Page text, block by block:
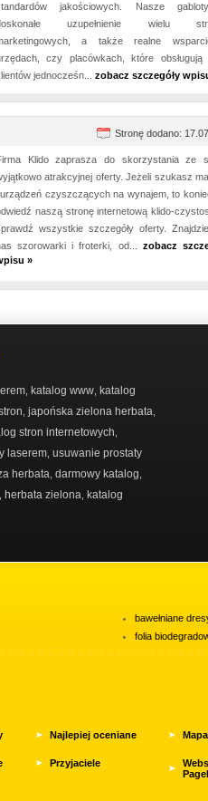
jakościowych. Nasze
uzupełnienie wielu
a także realne
czy placówkach, które obsługują
jednocześn... zobacz szczegóły
Stronę dodano:
Klido zaprasza do skorzystania ze
atrakcyjnej oferty. Jeżeli szukasz
czyszczących na wynajem, to
naszą stronę internetową klido-
wszystkie szczegóły oferty.
szorowarki i froterki, od... zobacz
»
katalog www katalog
japońska zielona herbata
stron internetowych
laserem usuwanie prostaty
herbata darmowy katalog
herbata zielona katalog
bawełniane
folia
Najlepiej oceniane
Przyjaciele